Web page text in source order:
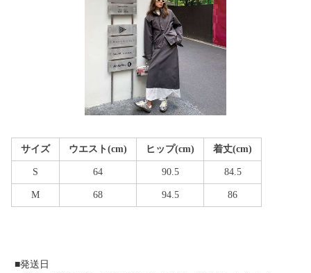
サイズ ウエスト(cm) ヒップ(cm) 着丈(cm)
S 64 90.5 84.5
M 68 94.5 86
■発送日